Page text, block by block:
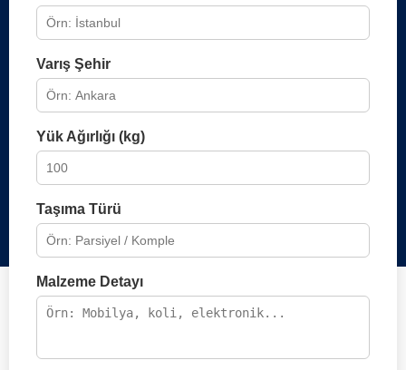
Varış Şehir
Yük Ağırlığı (kg)
Taşıma Türü
Malzeme Detayı